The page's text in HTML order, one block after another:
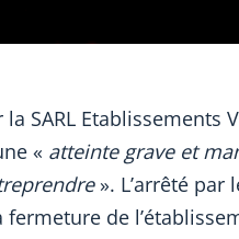
la SARL
« atteinte grave et
». L’arrêté par
fermeture de